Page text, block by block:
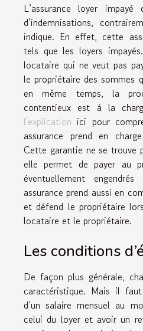
L’assurance loyer
d’indemnisations,
indique. En effet, cette
tels que les loyers
locataire qui ne veut pas
le propriétaire des sommes
en même temps, la
contentieux est à la
l'explication ici pour
assurance prend en
Cette garantie ne se trouve
elle permet de payer au
éventuellement
assurance prend aussi en
et défend le propriétaire
locataire et le propriétaire.
Les conditions
De façon plus générale,
caractéristique. Mais il
d’un salaire mensuel au
celui du loyer et avoir un